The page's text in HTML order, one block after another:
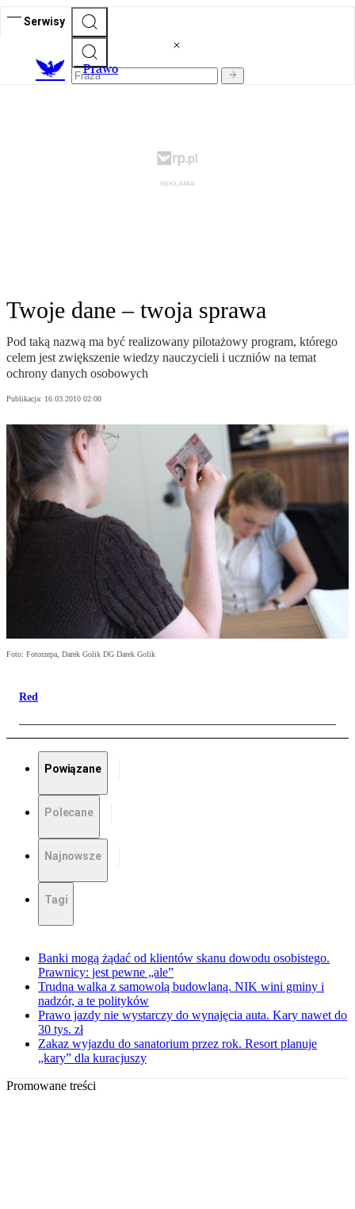
Serwisy
Prawo
Twoje dane – twoja sprawa
Pod taką nazwą ma być realizowany pilotażowy program, którego
celem jest zwiększenie wiedzy nauczycieli i uczniów na temat
ochrony danych osobowych
Publikacja: 16.03.2010 02:00
Foto: Fotorzepa, Darek Golik DG Darek Golik
Red
Powiązane
Polecane
Najnowsze
Tagi
Banki mogą żądać od klientów skanu dowodu osobistego.
Prawnicy: jest pewne „ale”
Trudna walka z samowolą budowlaną. NIK wini gminy i
nadzór, a te polityków
Prawo jazdy nie wystarczy do wynajęcia auta. Kary nawet do
30 tys. zł
Zakaz wyjazdu do sanatorium przez rok. Resort planuje
„kary” dla kuracjuszy
Promowane treści